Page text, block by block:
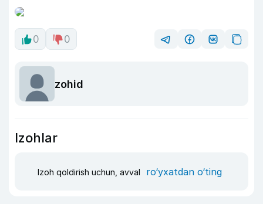
0 0
zohid
Izohlar
Izoh qoldirish uchun, avval ro‘yxatdan o‘ting